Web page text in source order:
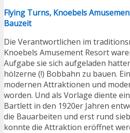
Flying Turns, Knoebels
Bauzeit
Die Verantwortlichen im
Knoebels Amusement Resort
Aufgabe sie sich aufgeladen
hölzerne (!) Bobbahn zu bauen.
modernen Attraktionen und
worden. Und als Vorlage diente
Bartlett in den 1920er Jahren
die Bauarbeiten und erst rund
konnte die Attraktion eröffnet